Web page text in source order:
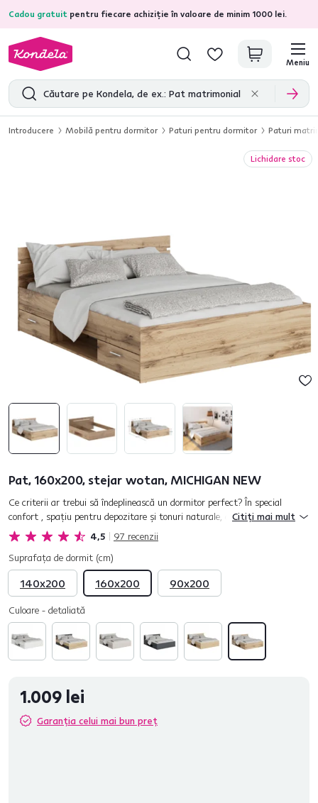
Cadou gratuit pentru fiecare achiziție în valoare de minim 1000 lei.
4,7 31.211 recenzii de produs verificate
Meniu
Introducere Mobilă pentru dormitor Paturi pentru dormitor Paturi
Lichidare stoc
Pat, 160x200, stejar wotan, MICHIGAN NEW
4,5 97 recenzii
Ce criterii ar trebui să îndeplinească un dormitor perfect? În special
confort , spaţiu pentru depozitare şi tonuri naturale, care creează o
atmosferă liniştită. Patul MICHIGAN NEW elegant, cu...
Citiți mai mult
Suprafaţa de dormit (cm)
140x200 160x200 90x200
Culoare - detaliată
1.009 lei
Garanția celui mai bun preț